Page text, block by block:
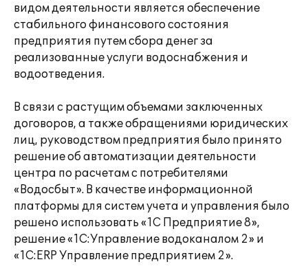
видом деятельности является обеспечение
стабильного финансового состояния
предприятия путем сбора денег за
реализованные услуги водоснабжения и
водоотведения.
В связи с растущим объемами заключенных
договоров, а также обращениями юридических
лиц, руководством предприятия было принято
решение об автоматизации деятельности
центра по расчетам с потребителями
«Водосбыт». В качестве информационной
платформы для систем учета и управления было
решено использовать «1С Предприятие 8»,
решение «1С:Управление водоканалом 2» и
«1С:ERP Управление предприятием 2».